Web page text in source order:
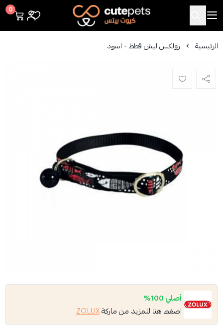
Cutepets
0
الرئيسية زولكس ليش قطط - اسود
أصلي 100%
اضغط هنا للمزيد من ماركةZOLUX